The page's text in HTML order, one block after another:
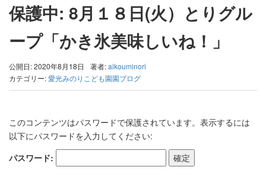
保護中: 8月１８日(火）とりグル
ープ「かき氷美味しいね！」
公開日: 2020年8月18日 著者:aikouminori
カテゴリー:愛光みのりこども園園ブログ
このコンテンツはパスワードで保護されています。表示するには
以下にパスワードを入力してください:
パスワード: